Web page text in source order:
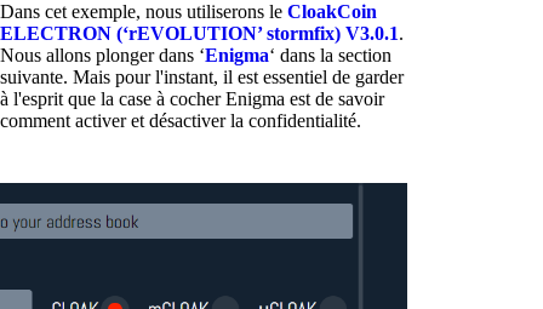
Dans cet exemple, nous utiliserons le CloakCoin
ELECTRON (‘rEVOLUTION’ stormfix) V3.0.1.
Nous allons plonger dans ‘Enigma‘ dans la section
suivante. Mais pour l'instant, il est essentiel de garder
à l'esprit que la case à cocher Enigma est de savoir
comment activer et désactiver la confidentialité.